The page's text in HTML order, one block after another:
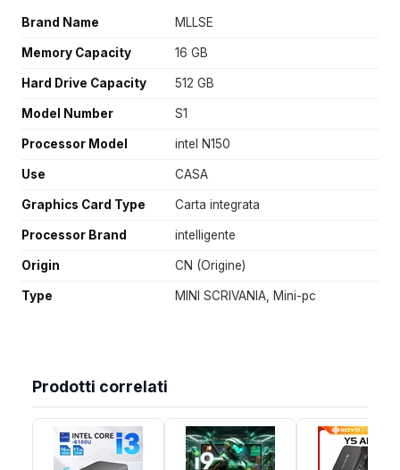
Brand Name MLLSE
Memory Capacity 16 GB
Hard Drive Capacity 512 GB
Model Number S1
Processor Model intel N150
Use CASA
Graphics Card Type Carta integrata
Processor Brand intelligente
Origin CN (Origine)
Type MINI SCRIVANIA, Mini-pc
Prodotti correlati